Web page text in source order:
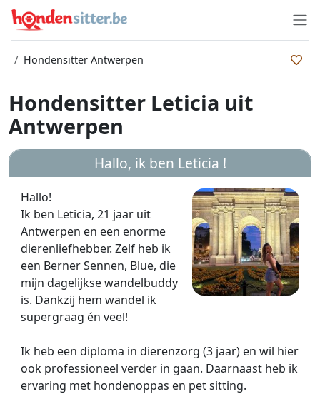
Hondensitter Antwerpen
Hondensitter Leticia uit
Antwerpen
Hallo, ik ben Leticia !
Hallo!
Ik ben Leticia, 21 jaar uit
Antwerpen en een enorme
dierenliefhebber. Zelf heb ik
een Berner Sennen, Blue, die
mijn dagelijkse wandelbuddy
is. Dankzij hem wandel ik
supergraag én veel!
Ik heb een diploma in dierenzorg (3 jaar) en wil hier
ook professioneel verder in gaan. Daarnaast heb ik
ervaring met hondenoppas en pet sitting.